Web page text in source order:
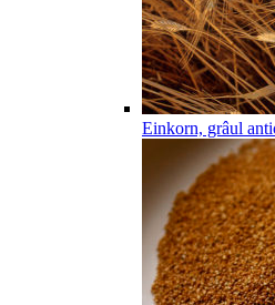
Einkorn, grâul